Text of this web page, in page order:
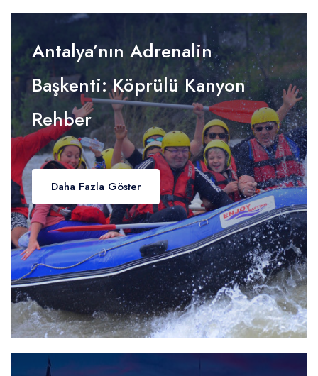
Antalya’nın Adrenalin
Başkenti: Köprülü Kanyon
Rehber
Daha Fazla Göster